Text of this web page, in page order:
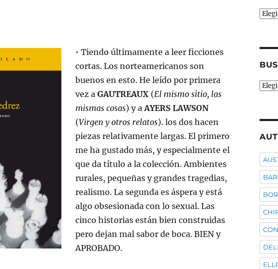
• Tiendo últimamente a leer ficciones
cortas. Los norteamericanos son
buenos en esto. He leído por primera
vez a GAUTREAUX(El mismo sitio, las
mismas cosas) y aAYERS LAWSON
(Virgen y otros relatos). los dos hacen
piezas relativamente largas. El primero
me ha gustado más, y especialmente el
que da título a la colección. Ambientes
rurales, pequeñas y grandes tragedias,
realismo. La segunda es áspera y está
algo obsesionada con lo sexual. Las
cinco historias están bien construidas
pero dejan mal sabor de boca. BIEN y
APROBADO.